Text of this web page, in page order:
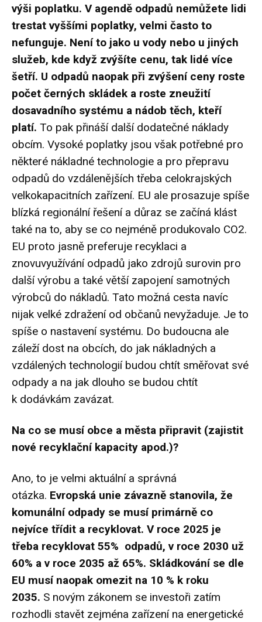
výši poplatku. V agendě odpadů nemůžete lidi
trestat vyššími poplatky, velmi často to
nefunguje. Není to jako u vody nebo u jiných
služeb, kde když zvýšíte cenu, tak lidé více
šetří. U odpadů naopak při zvýšení ceny roste
počet černých skládek a roste zneužití
dosavadního systému a nádob těch, kteří
platí. To pak přináší další dodatečné náklady
obcím. Vysoké poplatky jsou však potřebné pro
některé nákladné technologie a pro přepravu
odpadů do vzdálenějších třeba celokrajských
velkokapacitních zařízení. EU ale prosazuje spíše
blízká regionální řešení a důraz se začíná klást
také na to, aby se co nejméně produkovalo CO2.
EU proto jasně preferuje recyklaci a
znovuvyužívání odpadů jako zdrojů surovin pro
další výrobu a také větší zapojení samotných
výrobců do nákladů. Tato možná cesta navíc
nijak velké zdražení od občanů nevyžaduje. Je to
spíše o nastavení systému. Do budoucna ale
záleží dost na obcích, do jak nákladných a
vzdálených technologií budou chtít směřovat své
odpady a na jak dlouho se budou chtít
k dodávkám zavázat.
Na co se musí obce a města připravit (zajistit
nové recyklační kapacity apod.)?
Ano, to je velmi aktuální a správná
otázka. Evropská unie závazně stanovila, že
komunální odpady se musí primárně co
nejvíce třídit a recyklovat. V roce 2025 je
třeba recyklovat 55% odpadů, v roce 2030 už
60% a v roce 2035 až 65%. Skládkování se dle
EU musí naopak omezit na 10 % k roku
2035. S novým zákonem se investoři zatím
rozhodli stavět zejména zařízení na energetické